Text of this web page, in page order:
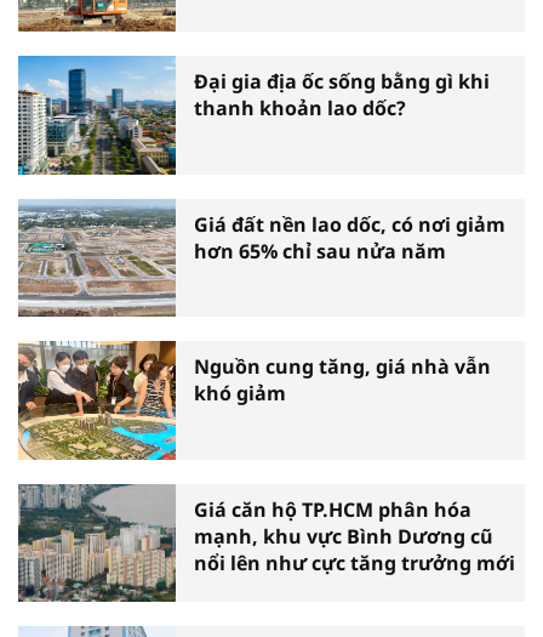
Đại gia địa ốc sống bằng gì khi
thanh khoản lao dốc?
Giá đất nền lao dốc, có nơi giảm
hơn 65% chỉ sau nửa năm
Nguồn cung tăng, giá nhà vẫn
khó giảm
Giá căn hộ TP.HCM phân hóa
mạnh, khu vực Bình Dương cũ
nổi lên như cực tăng trưởng mới